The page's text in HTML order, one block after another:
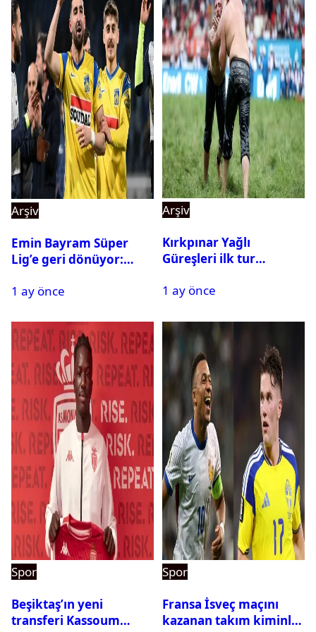
Arşiv
Emin Bayram Süper
Lig’e geri dönüyor:
1 ay önce
Arşiv
Kırkpınar Yağlı
Güreşleri ilk tur
2. tura geçen
1 ay önce
Spor
Beşiktaş’ın yeni
transferi Kassoum
Spor
Fransa İsveç maçını
kazanan takım kiminle